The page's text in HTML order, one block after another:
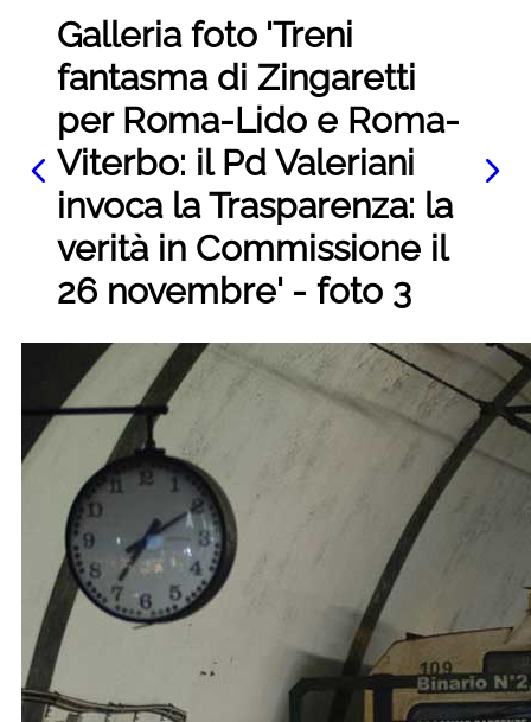
Galleria foto 'Treni
fantasma di Zingaretti
per Roma-Lido e Roma-
Viterbo: il Pd Valeriani
invoca la Trasparenza: la
verità in Commissione il
26 novembre' - foto 3